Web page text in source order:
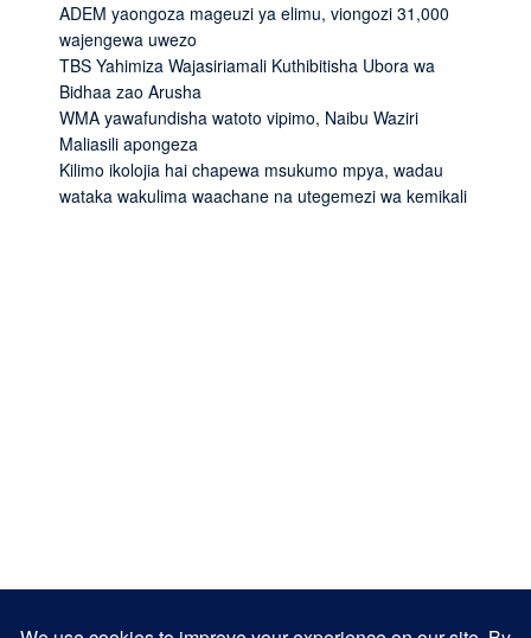
ADEM yaongoza mageuzi ya elimu, viongozi 31,000
wajengewa uwezo
TBS Yahimiza Wajasiriamali Kuthibitisha Ubora wa
Bidhaa zao Arusha
WMA yawafundisha watoto vipimo, Naibu Waziri
Maliasili apongeza
Kilimo ikolojia hai chapewa msukumo mpya, wadau
wataka wakulima waachane na utegemezi wa kemikali